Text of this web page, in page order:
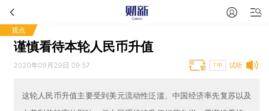
观点
谨慎看待本轮人民币升值
试听
2020年09月29日 09:57 T中
这轮人民币升值主要受到美元流动性泛滥、中国经济率先复苏以及